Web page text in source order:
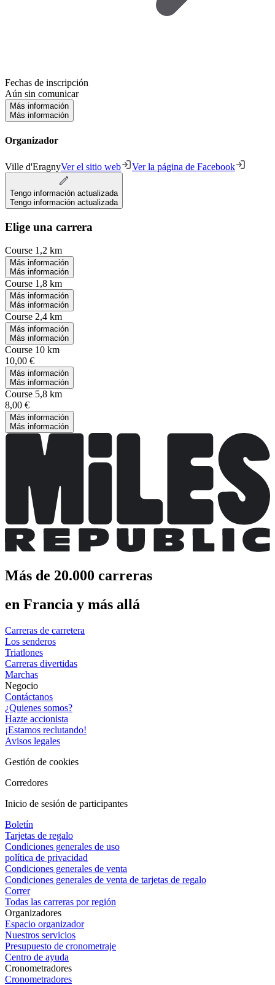
Fechas de inscripción
Aún sin comunicar
Más información
Más información
Organizador
Ville d'EragnyVer el sitio web Ver la página de Facebook
Tengo información actualizada
Tengo información actualizada
Elige una carrera
Course 1,2 km
Más información
Más información
Course 1,8 km
Más información
Más información
Course 2,4 km
Más información
Más información
Course 10 km
10,00 €
Más información
Más información
Course 5,8 km
8,00 €
Más información
Más información
Más de 20.000 carreras
en Francia y más allá
Carreras de carretera
Los senderos
Triatlones
Carreras divertidas
Marchas
Negocio
Contáctanos
¿Quienes somos?
Hazte accionista
¡Estamos reclutando!
Avisos legales
Gestión de cookies
Corredores
Inicio de sesión de participantes
Boletín
Tarjetas de regalo
Condiciones generales de uso
política de privacidad
Condiciones generales de venta
Condiciones generales de venta de tarjetas de regalo
Correr
Todas las carreras por región
Organizadores
Espacio organizador
Nuestros servicios
Presupuesto de cronometraje
Centro de ayuda
Cronometradores
Cronometradores